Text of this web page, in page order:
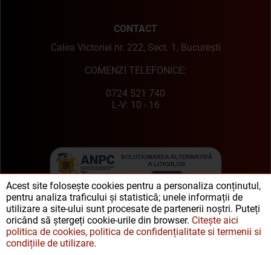
CONTACT
Calea Victoriei nr. 222, Sect. 1, București
COMENZI TELEFONICE:
0724 521 740
L-V: 10 - 16
Acest site folosește cookies pentru a personaliza conținutul,
pentru analiza traficului și statistică; unele informații de
utilizare a site-ului sunt procesate de partenerii noștri. Puteți
oricând să ștergeți cookie-urile din browser. Citește aici
politica de cookies, politica de confidențialitate si termenii si
condițiile de utilizare.